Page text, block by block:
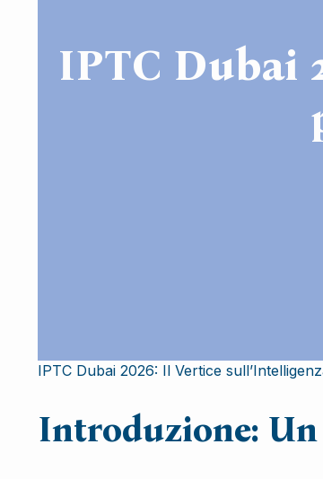
IPTC Dubai
IPTC Dubai 2026: Il Vertice
Introduzione: Un